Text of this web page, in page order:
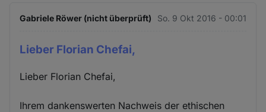
Gabriele Röwer (nicht überprüft) So. 9 Okt 2016 - 00:01
Lieber Florian Chefai,
Lieber Florian Chefai,
Ihrem dankenswerten Nachweis der ethischen